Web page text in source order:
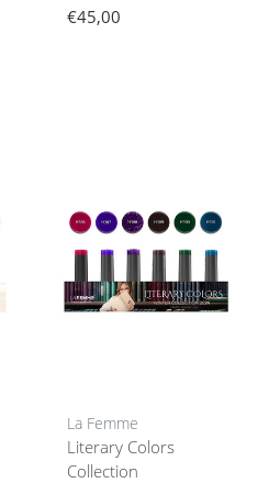
€45,00
La Femme
Literary Colors
Collection